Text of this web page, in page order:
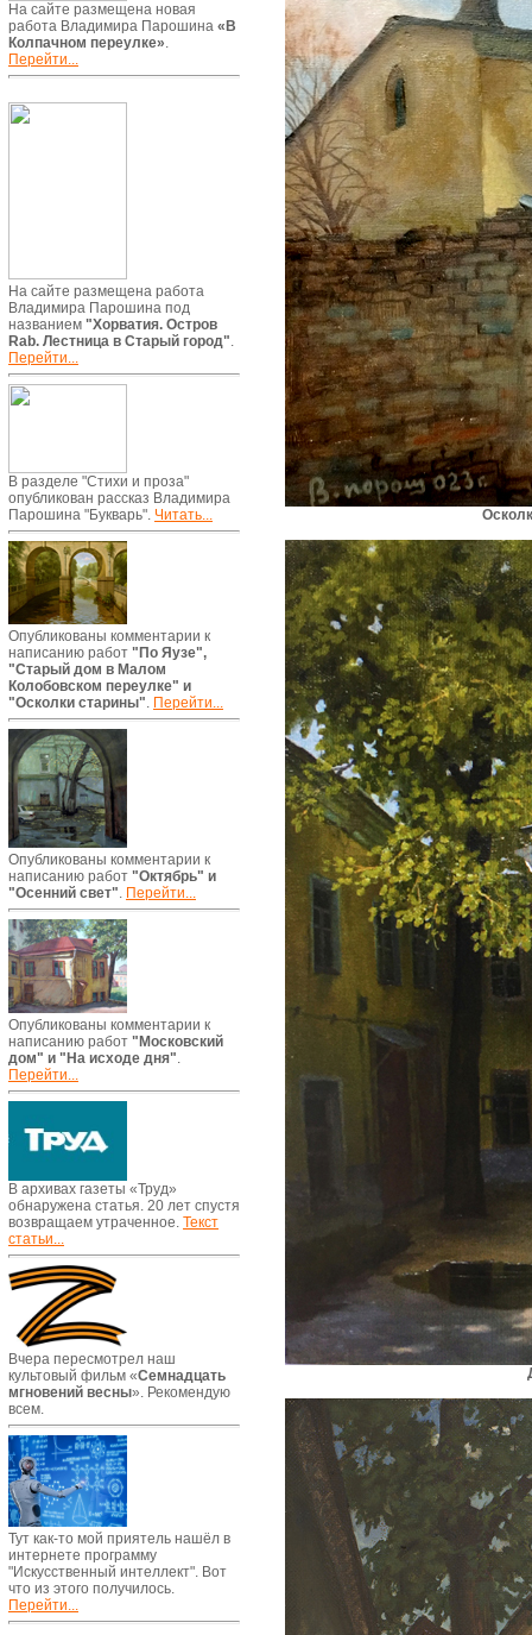
На сайте размещена новая
работа Владимира Парошина «В
Колпачном переулке».
Перейти...
На сайте размещена работа
Владимира Парошина под
названием "Хорватия. Остров
Rab. Лестница в Старый город".
Перейти...
В разделе "Стихи и проза"
опубликован рассказ Владимира
Парошина "Букварь". Читать...
Опубликованы комментарии к
написанию работ "По Яузе",
"Старый дом в Малом
Колобовском переулке" и
"Осколки старины". Перейти...
Опубликованы комментарии к
написанию работ "Октябрь" и
"Осенний свет". Перейти...
Опубликованы комментарии к
написанию работ "Московский
дом" и "На исходе дня".
Перейти...
В архивах газеты «Труд»
обнаружена статья. 20 лет спустя
возвращаем утраченное. Текст
статьи...
Вчера пересмотрел наш
культовый фильм «Семнадцать
мгновений весны». Рекомендую
всем.
Тут как-то мой приятель нашёл в
интернете программу
"Искусственный интеллект". Вот
что из этого получилось.
Перейти...